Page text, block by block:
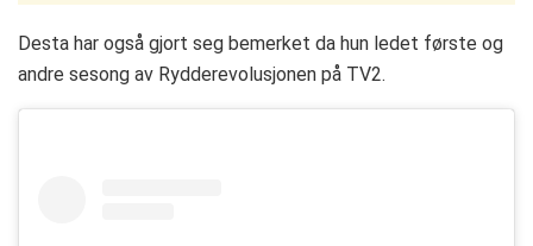
Desta har også gjort seg bemerket da hun ledet første og
andre sesong av Rydderevolusjonen på TV2.